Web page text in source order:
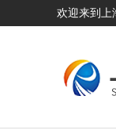
欢迎来到上